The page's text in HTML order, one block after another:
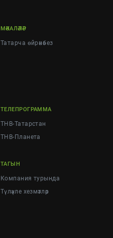
МӘКАЛӘЛӘР
Татарча өйрәнәбез
ТЕЛЕПРОГРАММА
ТНВ-Татарстан
ТНВ-Планета
ТАГЫН
Компания турында
Түләүле хезмәтләр